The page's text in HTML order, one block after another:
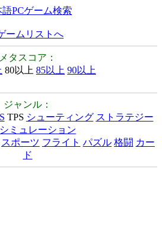
語PCゲーム検索
ームリストへ
メタスコア：
80以上 85以上 90以上
ジャンル：
TPS シューティング ストラテジー
シミュレーション
スポーツ フライト パズル 格闘 カー
ド